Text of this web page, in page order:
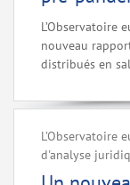
L’Observatoire
nouveau
distribués en
L’Observatoire
d'analyse